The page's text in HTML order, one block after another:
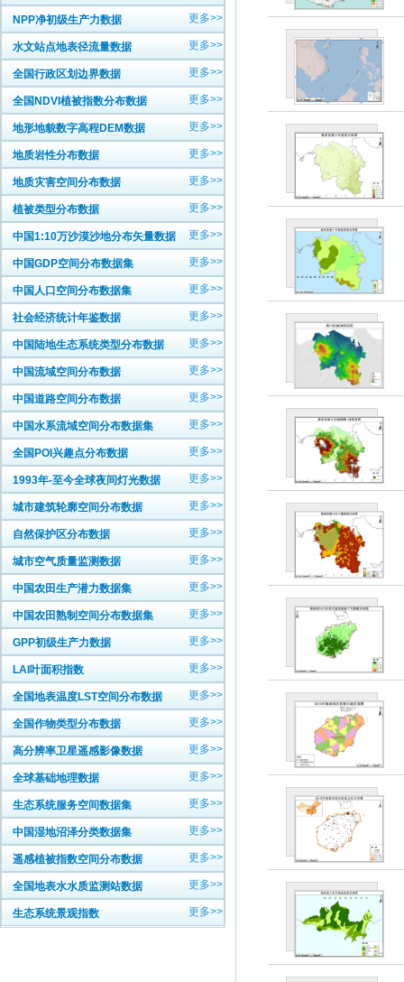
NPP净初级生产力数据 更多>>
水文站点地表径流量数据 更多>>
全国行政区划边界数据 更多>>
全国NDVI植被指数分布数据 更多>>
地形地貌数字高程DEM数据 更多>>
地质岩性分布数据 更多>>
地质灾害空间分布数据 更多>>
植被类型分布数据 更多>>
中国1:10万沙漠沙地分布矢量数据 更多>>
中国GDP空间分布数据集 更多>>
中国人口空间分布数据集 更多>>
社会经济统计年鉴数据 更多>>
中国陆地生态系统类型分布数据 更多>>
中国流域空间分布数据 更多>>
中国道路空间分布数据 更多>>
中国水系流域空间分布数据集 更多>>
全国POI兴趣点分布数据 更多>>
1993年-至今全球夜间灯光数据 更多>>
城市建筑轮廓空间分布数据 更多>>
自然保护区分布数据 更多>>
城市空气质量监测数据 更多>>
中国农田生产潜力数据集 更多>>
中国农田熟制空间分布数据集 更多>>
GPP初级生产力数据 更多>>
LAI叶面积指数 更多>>
全国地表温度LST空间分布数据 更多>>
全国作物类型分布数据 更多>>
高分辨率卫星遥感影像数据 更多>>
全球基础地理数据 更多>>
生态系统服务空间数据集 更多>>
中国湿地沼泽分类数据集 更多>>
遥感植被指数空间分布数据 更多>>
全国地表水水质监测站数据 更多>>
生态系统景观指数 更多>>